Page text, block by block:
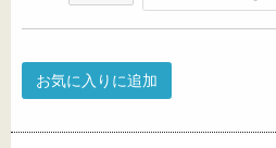
お気に入りに追加